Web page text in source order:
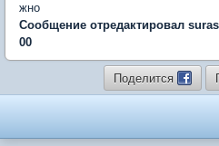
жно
Сообщение отредактировал
00
Поделится